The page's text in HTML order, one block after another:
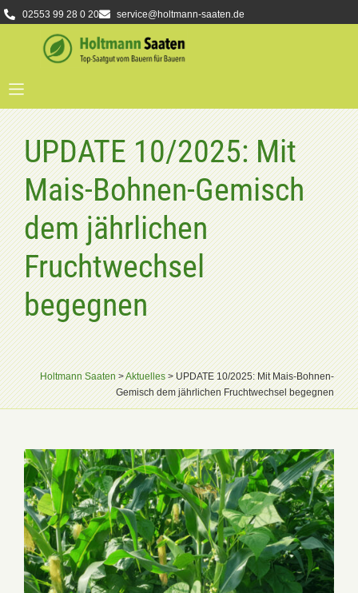
02553 99 28 0 20 service@holtmann-saaten.de
UPDATE 10/2025: Mit
Mais-Bohnen-Gemisch
dem jährlichen
Fruchtwechsel
begegnen
Holtmann Saaten>Aktuelles>UPDATE 10/2025: Mit Mais-Bohnen-
Gemisch dem jährlichen Fruchtwechsel begegnen